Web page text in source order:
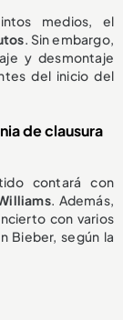
medios, el
. Sin embargo,
y desmontaje
del inicio del
de clausura
contará con
. Además,
con varios
Bieber, según la